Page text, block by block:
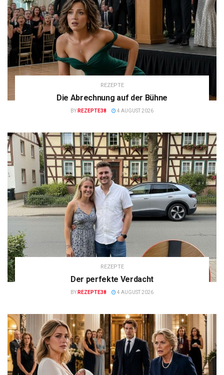
REZEPTE
Die Abrechnung auf der Bühne
BY REZEPTE38 4 AUGUST 2026
REZEPTE
Der perfekte Verdacht
BY REZEPTE38 4 AUGUST 2026